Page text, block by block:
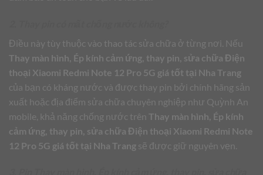
Điều này tùy thuộc vào thao tác sửa chữa ở từng nơi. Nếu
Thay màn hình, Ép kính cảm ứng, thay pin, sửa chữa Điện
thoại Xiaomi Redmi Note 12 Pro 5G giá tốt tại Nha Trang
của bạn có kháng nước và được thay pin bởi chính hãng sản
xuất hoặc địa điểm sửa chữa chuyên nghiệp như Quỳnh An
mobile, khả năng chống nước trên Thay màn hình, Ép kính
cảm ứng, thay pin, sửa chữa Điện thoại Xiaomi Redmi Note
12 Pro 5G giá tốt tại Nha Trang sẽ được giữ nguyên vẹn.